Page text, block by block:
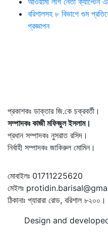
বরিশালসহ ৮ বিভাগে গুম
প্রজ্ঞাপন
প্রকাশকঃ ডাক্তার জি.কে চক্রবর্তী।
সম্পাদকঃ কাজী মফিজুল ইসলাম।
প্রধান সম্পাদকঃ নুসরাত রসিদ।
নির্বাহী সম্পাদকঃ জাকিরুল মোমিন।
মোবাইলঃ 01711225620
মেইলঃ
ঠিকানাঃ প্যারারা রোড, বরিশাল ৮২০০।
Design and